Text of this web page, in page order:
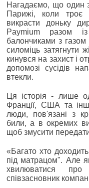
Нагадаємо, що один
Парижі, коли троє
викрасти доньку
Paymium разом
балончиками з
силоміць затягнути
кинувся на захист і
допомозі сусідів
втекли.
Ця історія - лише
Франції, США та
люди, пов'язані з
били, а в окремих
щоб змусити
«Багато хто
під матрацом". Але
хвилюватися
співзасновник